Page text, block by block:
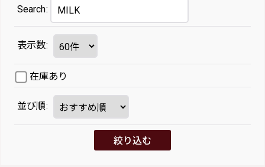
Search:
表示数:
在庫あり
並び順:
絞り込む